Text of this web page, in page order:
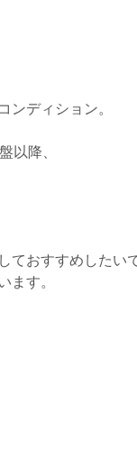
ンディション。
以降、
ておすすめしたい
ます。